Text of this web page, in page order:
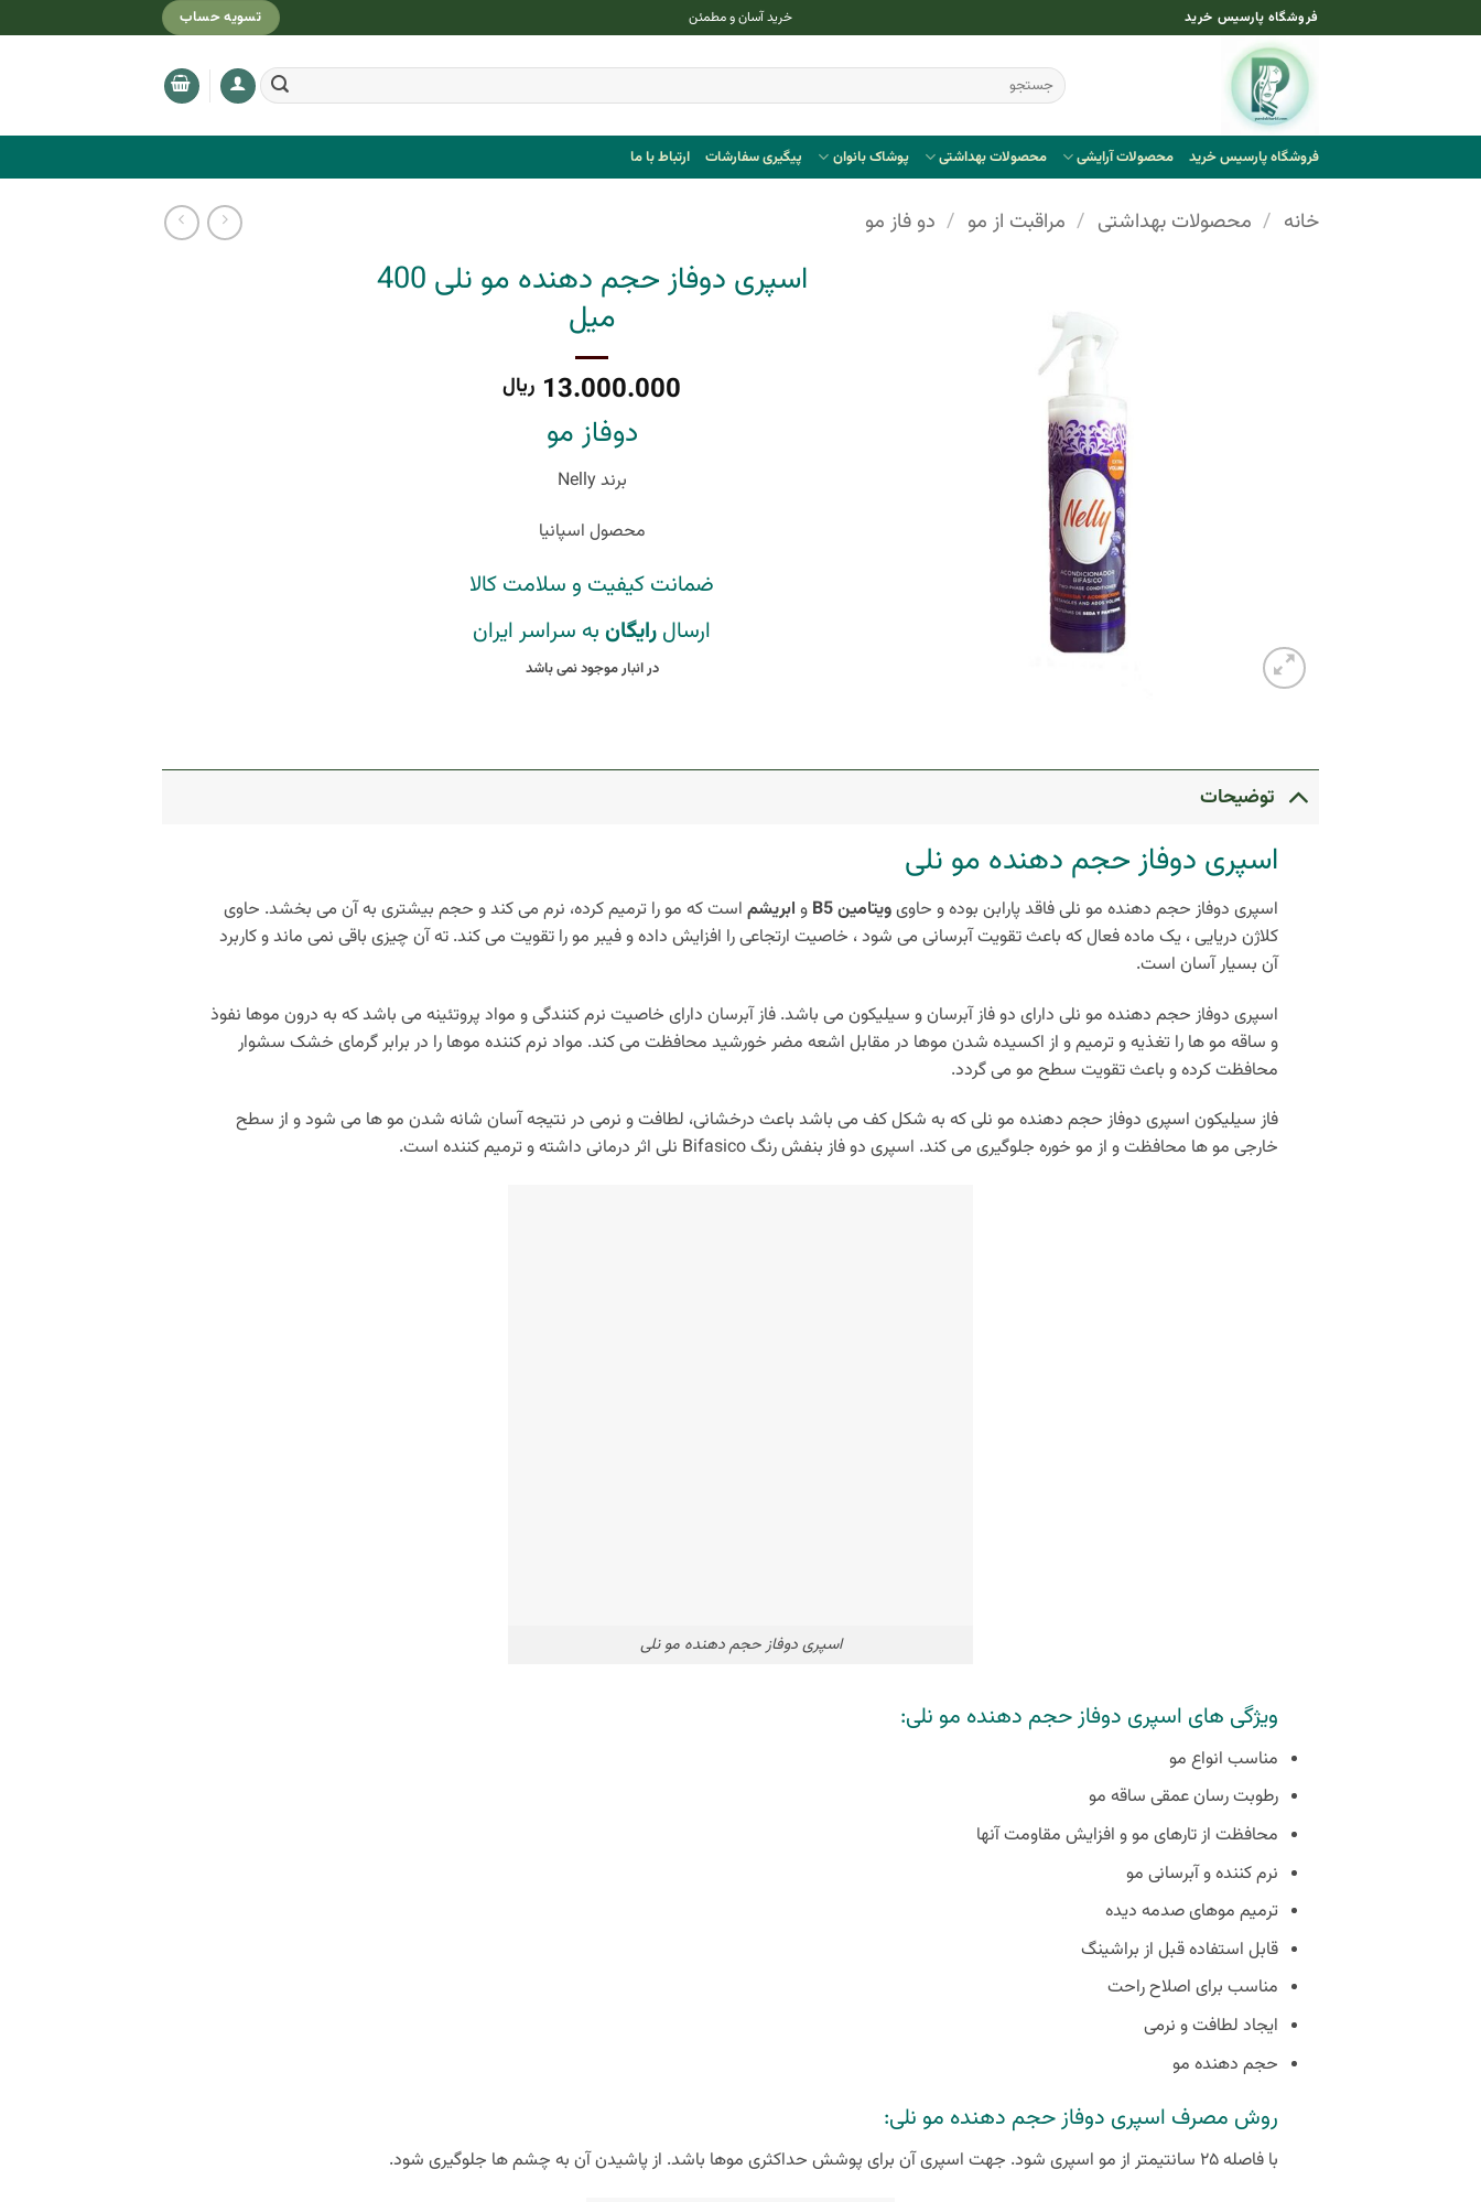
to
فروشگاه پارسیس خرید خرید آسان و مطمئن تسویه حساب
جستجو
برای:
فروشگاه پارسیس خرید محصولات آرایشی محصولات بهداشتی پوشاک بانوان پیگیری سفارشات ارتباط با ما
خانه / محصولات بهداشتی / مراقبت از مو / دو فاز مو
اسپری دوفاز حجم دهنده مو نلی 400
میل
13.000.000 ریال
دوفاز مو
برند Nelly
محصول اسپانیا
ضمانت کیفیت و سلامت کالا
ارسالرایگانبه سراسر ایران
در انبار موجود نمی باشد
توضیحات
اسپری دوفاز حجم دهنده مو نلی
اسپری دوفاز حجم دهنده مو نلی فاقد پارابن بوده و حاویویتامین B5 و ابریشماست که مو را ترمیم کرده، نرم می کند و حجم بیشتری به آن می بخشد. حاوی
کلاژن دریایی ، یک ماده فعال که باعث تقویت آبرسانی می شود ، خاصیت ارتجاعی را افزایش داده و فیبر مو را تقویت می کند. ته آن چیزی باقی نمی ماند و کاربرد
آن بسیار آسان است.
اسپری دوفاز حجم دهنده مو نلی دارای دو فاز آبرسان و سیلیکون می باشد. فاز آبرسان دارای خاصیت نرم کنندگی و مواد پروتئینه می باشد که به درون موها نفوذ
و ساقه مو ها را تغذیه و ترمیم و از اکسیده شدن موها در مقابل اشعه مضر خورشید محافظت می کند. مواد نرم کننده موها را در برابر گرمای خشک سشوار
محافظت کرده و باعث تقویت سطح مو می گردد.
فاز سیلیکون اسپری دوفاز حجم دهنده مو نلی که به شکل کف می باشد باعث درخشانی، لطافت و نرمی در نتیجه آسان شانه شدن مو ها می شود و از سطح
خارجی مو ها محافظت و از مو خوره جلوگیری می کند. اسپری دو فاز بنفش رنگ Bifasico نلی اثر درمانی داشته و ترمیم کننده است.
اسپری دوفاز حجم دهنده مو نلی
ویژگی های اسپری دوفاز حجم دهنده مو نلی:
مناسب انواع مو
رطوبت رسان عمقی ساقه مو
محافظت از تارهای مو و افزایش مقاومت آنها
نرم کننده و آبرسانی مو
ترمیم موهای صدمه دیده
قابل استفاده قبل از براشینگ
مناسب برای اصلاح راحت
ایجاد لطافت و نرمی
حجم دهنده مو
روش مصرف اسپری دوفاز حجم دهنده مو نلی:
با فاصله ۲۵ سانتیمتر از مو اسپری شود. جهت اسپری آن برای پوشش حداکثری موها باشد. از پاشیدن آن به چشم ها جلوگیری شود.